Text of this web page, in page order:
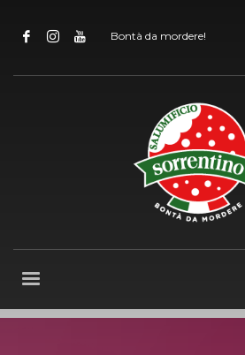
Bontà da mordere!